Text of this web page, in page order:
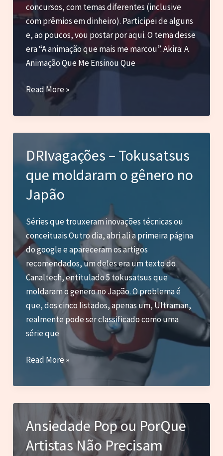
concursos, com temas diferentes (inclusive
com prêmios em dinheiro). Participei de alguns
e, ao poucos, vou postar por aqui. O tema desse
era “A animação que mais me marcou”. Akira: A
Animação Que Me Ensinou Que
Andei
escrevendo
uns
textos
Peliplat
esse
foi
sobre
Read More »
DRIvagações – Tokusatsus
que moldaram o gênero no
Japão
Séries que trouxeram inovações técnicas ou
conceituais Outro dia, abri ali a primeira página
do google e apareceram os artigos
recomendados, um deles era um texto do
Canaltech, entitulado 5 tokusatsus que
moldaram o genero no Japão. O problema é
que, dos cinco listados, apenas um, Ultraman,
realmente pode ser classificado como uma
série que
DRIvagações
Tokusatsus
que
moldaram
o
gênero
Read More »
Ansiedade Pop ou PorQue
Artistas Não Precisam